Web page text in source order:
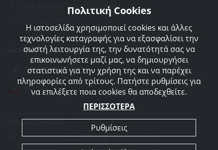
Όροι και προϋποθέσεις χρήσης
Ακολουθείστε μας
Agorakreatonroupas
Roupas
Θα μας βρείτε
Διγενή Ακρίτα 4 & Φλέμινγκ, Αργυρούπολη
Πολιτική Cookies
Η ιστοσελίδα χρησιμοποιεί cookies και άλλες
τεχνολογίες καταγραφής για να εξασφαλίσει την
σωστή λειτουργία της, την δυνατότητά σας να
επικοινωνήσετε μαζί μας, να δημιουργήσει
στατιστικά για την χρήση της και να παρέχει
πληροφορίες από τρίτους. Πατήστε ρυθμίσεις για
να επιλέξετε ποια cookies θα αποδεχθείτε.
ΠΕΡΙΣΣΟΤΕΡΑ
Ρυθμίσεις